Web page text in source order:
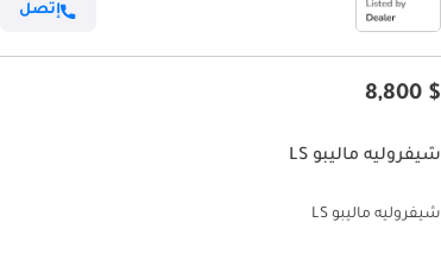
إتصل
$ 8,800
شيفروليه ماليبو LS
شيفروليه ماليبو LS